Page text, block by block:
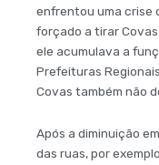
enfrentou uma crise
forçado a tirar
ele acumulava a
Prefeituras
Covas também não
Após a diminuição
das ruas, por